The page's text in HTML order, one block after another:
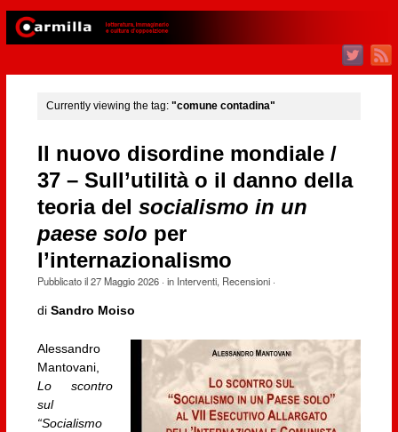
Currently viewing the tag: "comune contadina"
Il nuovo disordine mondiale /
37 – Sull’utilità o il danno della
teoria del socialismo in un
paese solo per
l’internazionalismo
Pubblicato il27 Maggio 2026· in Interventi, Recensioni·
di Sandro Moiso
Alessandro
Mantovani,
Lo scontro
sul
“Socialismo